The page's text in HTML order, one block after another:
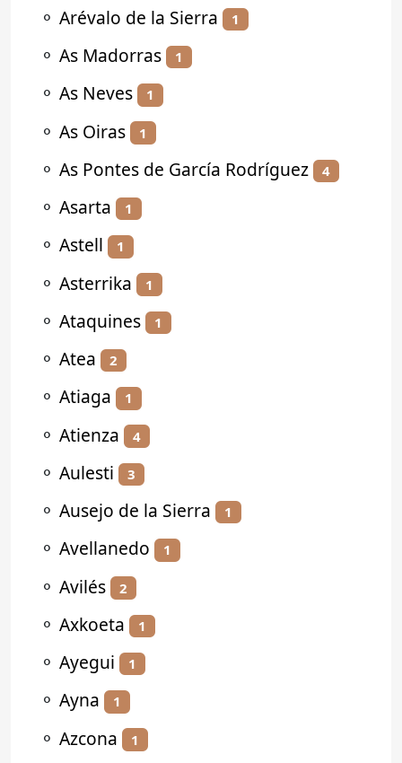
⚬ Arévalo de la Sierra 1
⚬ As Madorras 1
⚬ As Neves 1
⚬ As Oiras 1
⚬ As Pontes de García Rodríguez 4
⚬ Asarta 1
⚬ Astell 1
⚬ Asterrika 1
⚬ Ataquines 1
⚬ Atea 2
⚬ Atiaga 1
⚬ Atienza 4
⚬ Aulesti 3
⚬ Ausejo de la Sierra 1
⚬ Avellanedo 1
⚬ Avilés 2
⚬ Axkoeta 1
⚬ Ayegui 1
⚬ Ayna 1
⚬ Azcona 1